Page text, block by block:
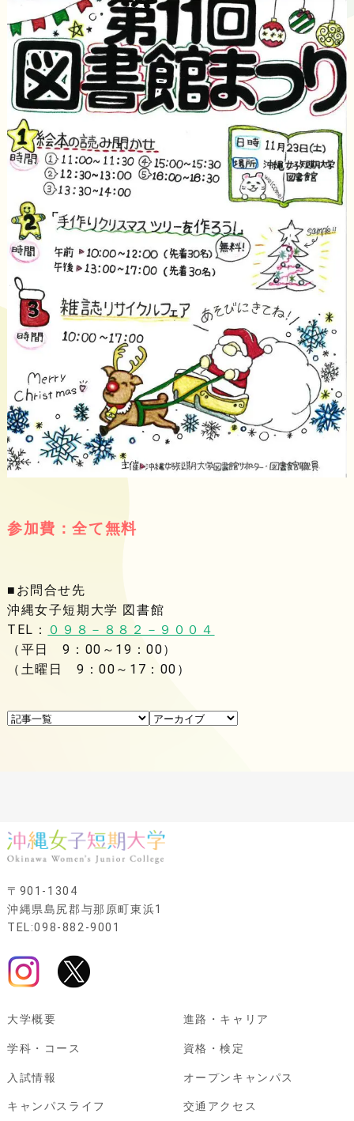
参加費：全て無料
■お問合せ先
沖縄女子短期大学 図書館
TEL： ０９８－８８２－９００４
（平日 9：00～19：00）
（土曜日 9：00～17：00）
〒901-1304
沖縄県島尻郡与那原町東浜1
TEL:098-882-9001
大学概要
学科・コース
入試情報
キャンパスライフ
進路・キャリア
資格・検定
オープンキャンパス
交通アクセス